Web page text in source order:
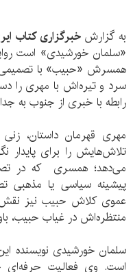
به گزارشخبرگزاری کتاب
«سلمان خورشیدی» است
همسرش «حبیب» با تصمیمی
سرد و تیره‌اش با مهری را
رابطه با خبری از جنوب به
مهری قهرمان داستان،
تلاش‌هایش را برای پایدار
می‌دهد؛ همسری که در
پیشینه سیاسی یا مذهبی
عموی کلاش حبیب نیز نقش
منتظره‌اش در غیاب حبیب،
است. وی فعالیت حرفه‌ای